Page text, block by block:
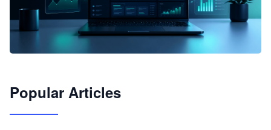
JimoClaw 桌面 AI Agent 工作台
Popular Articles